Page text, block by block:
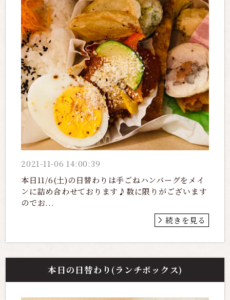
2021-11-06 14:00:39
本日11/6(土)の日替わりは手ごねハンバーグをメイ
ンに詰め合わせております♪数に限りがございます
のでお...
続きを見る
本日の日替わり(ランチボックス)